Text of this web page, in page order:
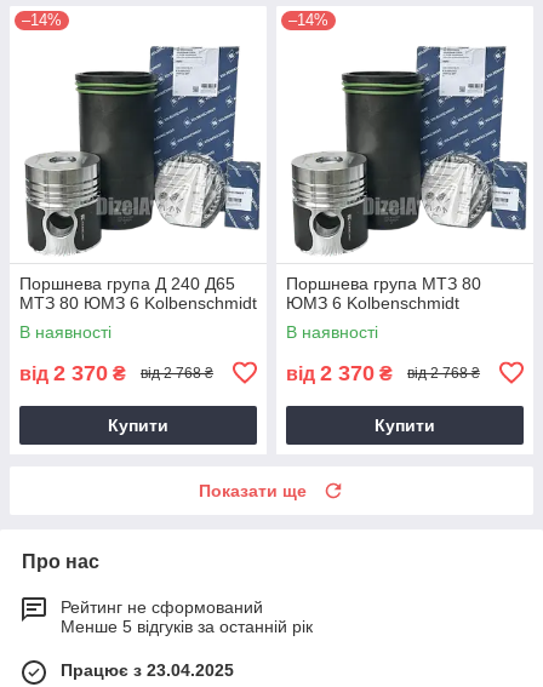
–14%
Поршнева група Д 240 Д65
МТЗ 80 ЮМЗ 6 Kolbenschmidt
В наявності
від 2 370 ₴ від 2 768 ₴
Купити
–14%
Поршнева група МТЗ 80
ЮМЗ 6 Kolbenschmidt
В наявності
від 2 370 ₴ від 2 768 ₴
Купити
Показати ще
Про нас
Рейтинг не сформований
Менше 5 відгуків за останній рік
Працює з 23.04.2025